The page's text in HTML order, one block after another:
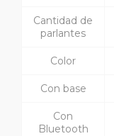
Cantidad de
parlantes
Color
Con base
Con
Bluetooth